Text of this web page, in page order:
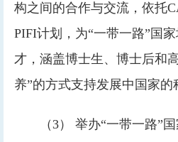
构之间的合作与交流，依托
PIFI计划，为“一带一路”国
才，涵盖博士生、博士后和
养”的方式支持发展中国家的
（3） 举办“一带一路”